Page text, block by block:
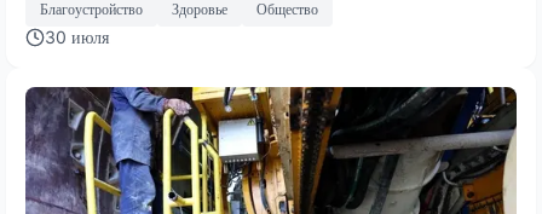
Благоустройство Здоровье Общество
30 июля